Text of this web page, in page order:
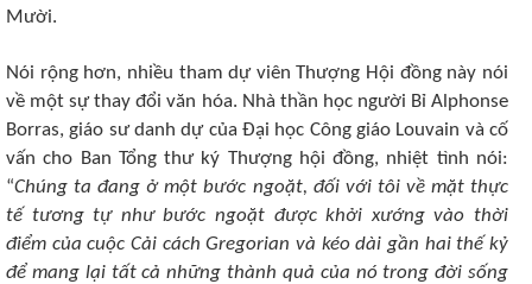
Mười.
Nói rộng hơn, nhiều tham dự viên Thượng Hội đồng này nói
về một sự thay đổi văn hóa. Nhà thần học người Bỉ Alphonse
Borras, giáo sư danh dự của Đại học Công giáo Louvain và cố
vấn cho Ban Tổng thư ký Thượng hội đồng, nhiệt tình nói:
“Chúng ta đang ở một bước ngoặt, đối với tôi về mặt thực
tế tương tự như bước ngoặt được khởi xướng vào thời
điểm của cuộc Cải cách Gregorian và kéo dài gần hai thế kỷ
để mang lại tất cả những thành quả của nó trong đời sống